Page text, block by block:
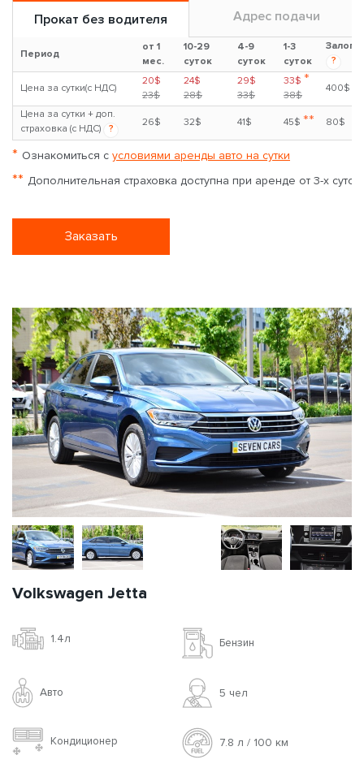
Прокат без водителя Адрес подачи
Период
от 1
мес.
10-29
суток
4-9
суток
1-3
суток
Залог
?
Цена за сутки(с НДС)
20$
23$
24$
28$
29$
33$
33$ *
38$
400$
Цена за сутки + доп.
страховка (с НДС)
?
26$ 32$ 41$ 45$ ** 80$
* Ознакомиться с условиями аренды авто на сутки
** Дополнительная страховка доступна при аренде от 3-х суток
Заказать
Volkswagen Jetta
1.4л Бензин
Авто 5 чел
Кондиционер 7.8 л / 100 км